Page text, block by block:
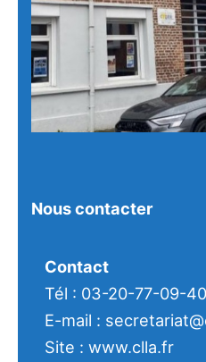
Nous contacter
Contact
Tél : 03-20-77-09-40
E-mail :
Site : www.clla.fr